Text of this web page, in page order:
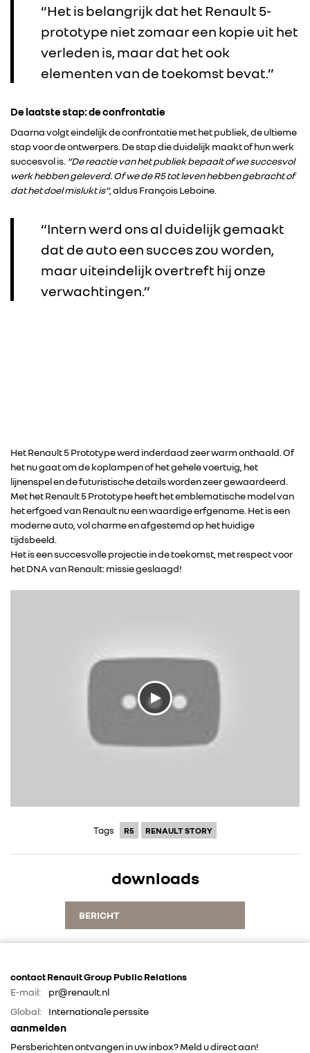
IN DE MEDIA
CONTACT
“Het is belangrijk dat het Renault 5-
prototype niet zomaar een kopie uit het
verleden is, maar dat het ook
elementen van de toekomst bevat.”
De laatste stap: de confrontatie
Daarna volgt eindelijk de confrontatie met het publiek, de ultieme
stap voor de ontwerpers. De stap die duidelijk maakt of hun werk
succesvol is. “De reactie van het publiek bepaalt of we succesvol
werk hebben geleverd. Of we de R5 tot leven hebben gebracht of
dat het doel mislukt is”, aldus François Leboine.
“Intern werd ons al duidelijk gemaakt
dat de auto een succes zou worden,
maar uiteindelijk overtreft hij onze
verwachtingen.”
Het Renault 5 Prototype werd inderdaad zeer warm onthaald. Of
het nu gaat om de koplampen of het gehele voertuig, het
lijnenspel en de futuristische details worden zeer gewaardeerd.
Met het Renault 5 Prototype heeft het emblematische model van
het erfgoed van Renault nu een waardige erfgename. Het is een
moderne auto, vol charme en afgestemd op het huidige
tijdsbeeld.
Het is een succesvolle projectie in de toekomst, met respect voor
het DNA van Renault: missie geslaagd!
Tags R5 RENAULT STORY
downloads
BERICHT
contact Renault Group Public Relations
E-mail:
pr@renault.nl
Global:
Internationale perssite
aanmelden
Persberichten ontvangen in uw inbox? Meld u direct aan!